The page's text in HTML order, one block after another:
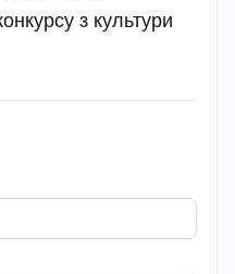
з культури